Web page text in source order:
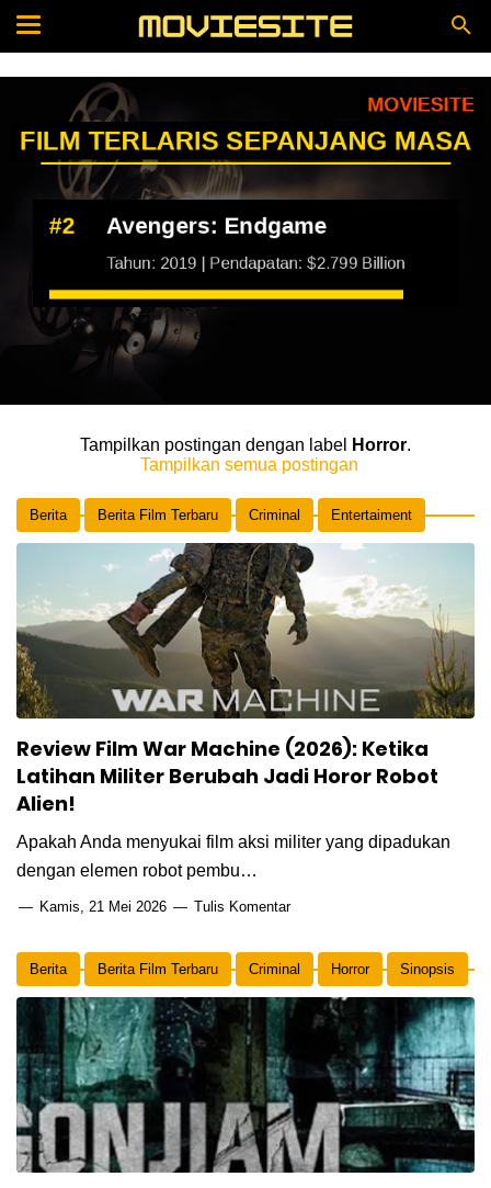
Tampilkan postingan dengan label Horror.
Tampilkan semua postingan
Berita Berita Film Terbaru Criminal Entertaiment
Sinopsis Thriller
Review Film War Machine (2026): Ketika
Latihan Militer Berubah Jadi Horor Robot
Alien!
Apakah Anda menyukai film aksi militer yang dipadukan
dengan elemen robot pembu…
Kamis, 21 Mei 2026 Tulis Komentar
Berita Berita Film Terbaru Criminal Horror Sinopsis
Thriller